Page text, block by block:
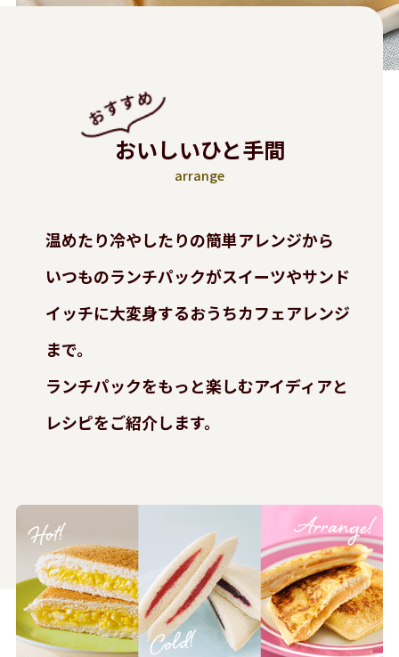
おいしいひと手間
arrange
温めたり冷やしたりの簡単アレンジから
いつものランチパックがスイーツやサンド
イッチに大変身するおうちカフェアレンジ
まで。
ランチパックをもっと楽しむアイディアと
レシピをご紹介します。